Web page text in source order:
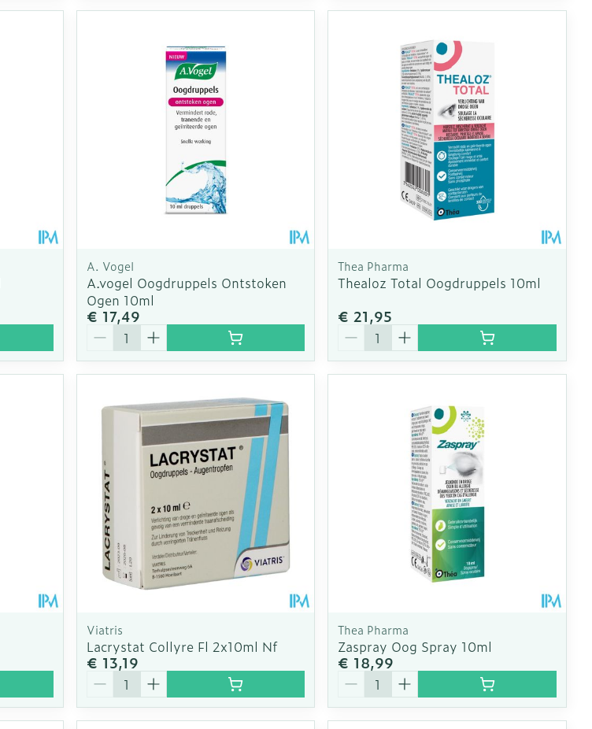
A. Vogel
A.vogel Oogdruppels Ontstoken
Ogen 10ml
€ 17,49
Aantal
Thea Pharma
Thealoz Total Oogdruppels 10ml
€ 21,95
Aantal
Viatris
Lacrystat Collyre Fl 2x10ml Nf
€ 13,19
Aantal
Thea Pharma
Zaspray Oog Spray 10ml
€ 18,99
Aantal